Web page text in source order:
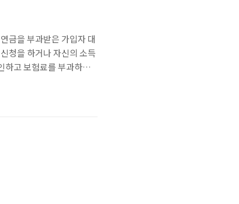
금을 부과받은 가입자 대
청을 하거나 자신의 소득
하고 보험료를 부과하면